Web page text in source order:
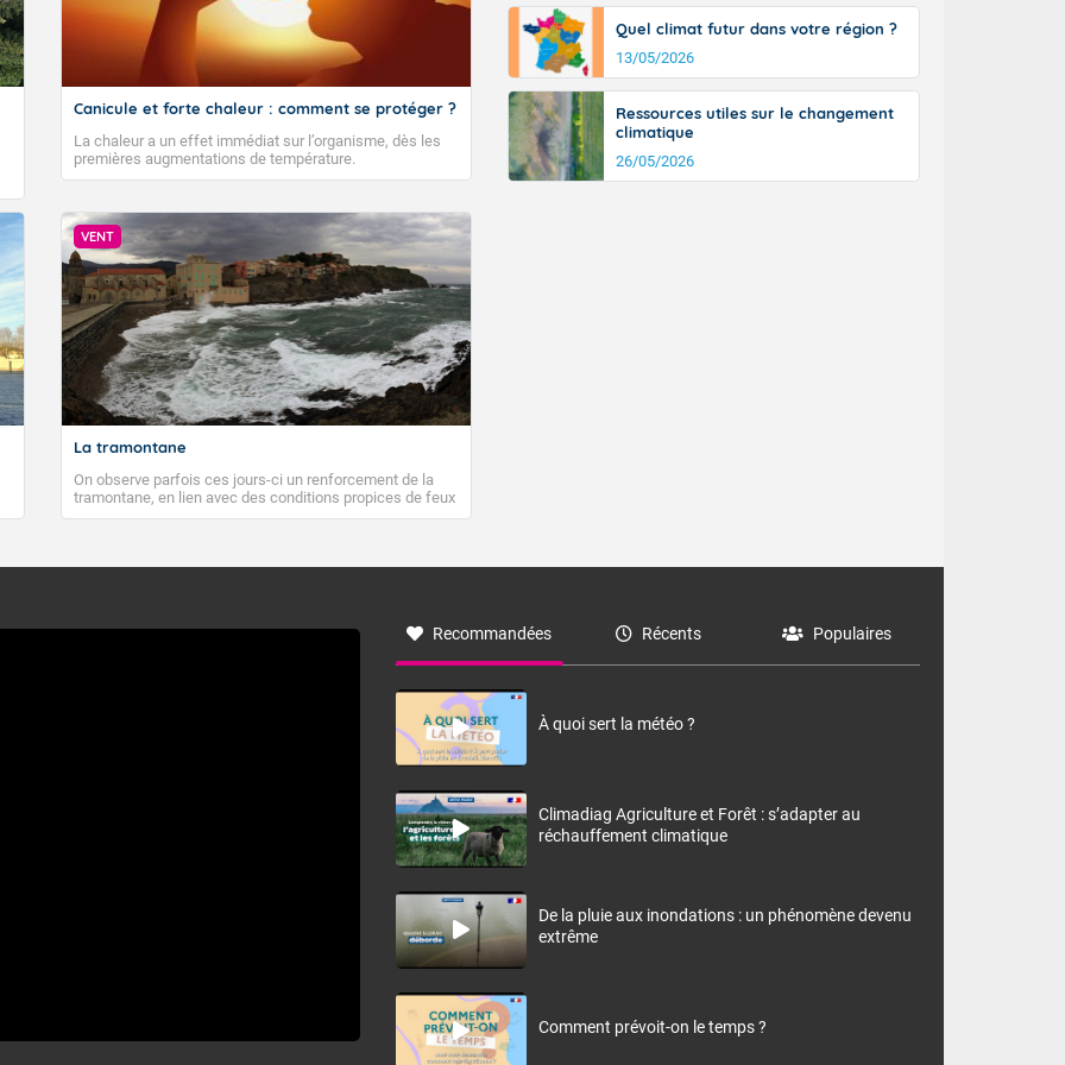
Canicule et forte chaleur : comment se protéger ?
La chaleur a un effet immédiat sur l’organisme, dès les
premières augmentations de température.
VENT
La tramontane
On observe parfois ces jours-ci un renforcement de la
tramontane, en lien avec des conditions propices de feux
de forêt. Mais qu'est-ce que la tramontane ? Quelles sont
à nord-ouest, dans un secteur qui part du Roussillon à la
monts, en allusion aux régions montagneuses d’où
Quel climat futur dans votre région ?
13/05/2026
Ressources utiles sur le changement
climatique
26/05/2026
Recommandées Récents Populaires
À quoi sert la météo ?
Climadiag Agriculture et Forêt : s’adapter au
réchauffement climatique
De la pluie aux inondations : un phénomène devenu
extrême
Comment prévoit-on le temps ?